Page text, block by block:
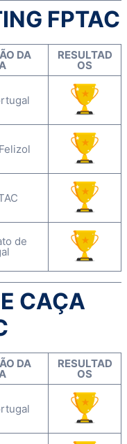
FPTAC
DA RESULTAD
OS
de
CAÇA
DA RESULTAD
OS